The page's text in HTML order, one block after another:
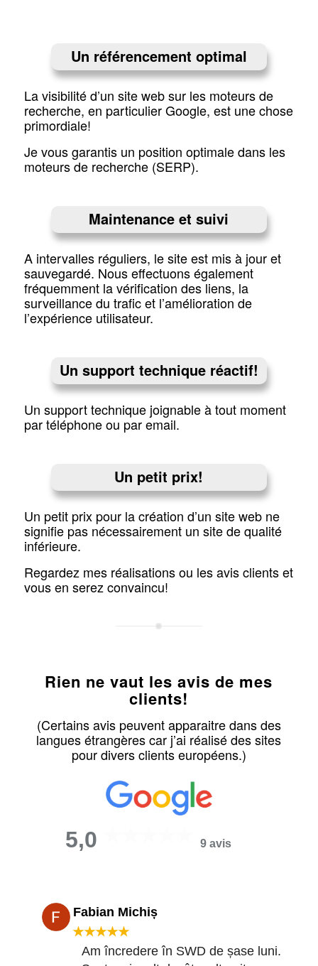
Un référencement optimal
La visibilité d’un site web sur les moteurs de
recherche, en particulier Google, est une chose
primordiale!
Je vous garantis un position optimale dans les
moteurs de recherche (SERP).
Maintenance et suivi
A intervalles réguliers, le site est mis à jour et
sauvegardé. Nous effectuons également
fréquemment la vérification des liens, la
surveillance du trafic et l’amélioration de
l’expérience utilisateur.
Un support technique réactif!
Un support technique joignable à tout moment
par téléphone ou par email.
Un petit prix!
Un petit prix pour la création d’un site web ne
signifie pas nécessairement un site de qualité
inférieure.
Regardez mes réalisations ou les avis clients et
vous en serez convaincu!
Rien ne vaut les avis de mes
clients!
(Certains avis peuvent apparaitre dans des
langues étrangères car j’ai réalisé des sites
pour divers clients européens.)
5,0 9 avis
Fabian Michiș
★★★★★
Am încredere în SWD de șase luni.